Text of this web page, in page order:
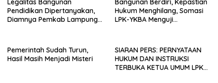
Legalitas Bangunan
Pendidikan Dipertanyakan,
Diamnya Pemkab Lampung
Administrasi Negara atas
Polemik Legalitas Bangunan
Pendidikan
Bangunan Berdiri, Kepastian
Hukum Menghilang, Somasi
LPK-YKBA Menguji
Pemerintah Sudah Turun,
Hasil Masih Menjadi Misteri
SIARAN PERS: PERNYATAAN
HUKUM DAN INSTRUKSI
TERBUKA KETUA UMUM LPK